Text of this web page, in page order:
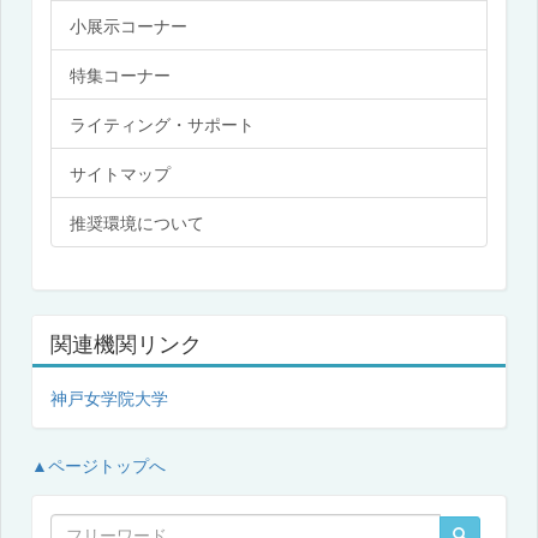
小展示コーナー
特集コーナー
ライティング・サポート
サイトマップ
推奨環境について
関連機関リンク
神戸女学院大学
▲ページトップへ